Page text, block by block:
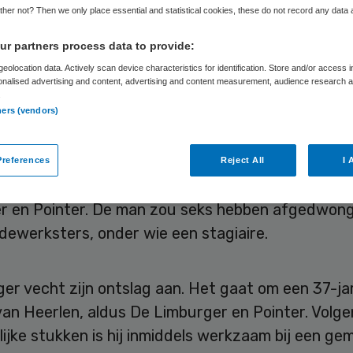
Skipr Redactie
van de Zuid-Limburgse zorginstelling Radar
en Pointer. De man zou seks hebben
onder wie een stagiaire.
vecht zijn ontslag aan. Het gaat om een 37-
Heerlen, aldus De Limburger en Pointer.
stukken is hij inmiddels werkzaam bij een
not? Then we only place essential and statistical cookies, these do not record any data
partners process data to provide:
data. Actively scan device characteristics for identification. Store and/or access
advertising and content, advertising and content measurement, audience research
(vendors)
Reject All I